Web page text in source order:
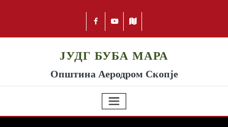
ЈУДГ БУБА МАРА
Општина Аеродром Скопје